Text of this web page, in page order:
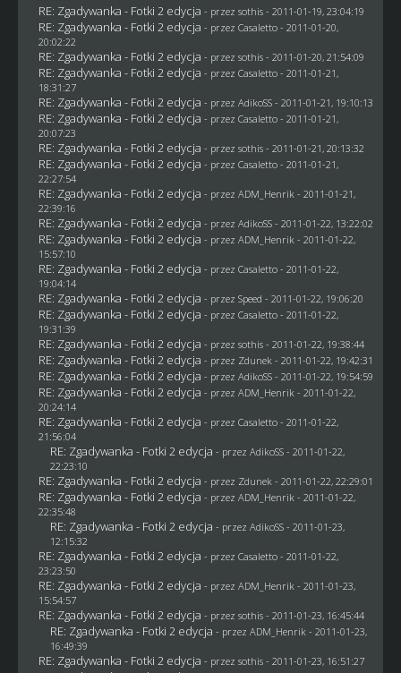
RE: Zgadywanka - Fotki 2 edycja - przez sothis- 2011-01-19, 23:04:19
RE: Zgadywanka - Fotki 2 edycja - przez Casaletto- 2011-01-20,
20:02:22
RE: Zgadywanka - Fotki 2 edycja - przez sothis- 2011-01-20, 21:54:09
RE: Zgadywanka - Fotki 2 edycja - przez Casaletto- 2011-01-21,
18:31:27
RE: Zgadywanka - Fotki 2 edycja - przez AdikoSS - 2011-01-21, 19:10:13
RE: Zgadywanka - Fotki 2 edycja - przez Casaletto- 2011-01-21,
20:07:23
RE: Zgadywanka - Fotki 2 edycja - przez sothis- 2011-01-21, 20:13:32
RE: Zgadywanka - Fotki 2 edycja - przez Casaletto- 2011-01-21,
22:27:54
RE: Zgadywanka - Fotki 2 edycja - przez ADM_Henrik - 2011-01-21,
22:39:16
RE: Zgadywanka - Fotki 2 edycja - przez AdikoSS - 2011-01-22, 13:22:02
RE: Zgadywanka - Fotki 2 edycja - przez ADM_Henrik - 2011-01-22,
15:57:10
RE: Zgadywanka - Fotki 2 edycja - przez Casaletto- 2011-01-22,
19:04:14
RE: Zgadywanka - Fotki 2 edycja - przez Speed - 2011-01-22, 19:06:20
RE: Zgadywanka - Fotki 2 edycja - przez Casaletto- 2011-01-22,
19:31:39
RE: Zgadywanka - Fotki 2 edycja - przez sothis- 2011-01-22, 19:38:44
RE: Zgadywanka - Fotki 2 edycja - przez Zdunek - 2011-01-22, 19:42:31
RE: Zgadywanka - Fotki 2 edycja - przez AdikoSS - 2011-01-22, 19:54:59
RE: Zgadywanka - Fotki 2 edycja - przez ADM_Henrik - 2011-01-22,
20:24:14
RE: Zgadywanka - Fotki 2 edycja - przez Casaletto- 2011-01-22,
21:56:04
RE: Zgadywanka - Fotki 2 edycja - przez AdikoSS - 2011-01-22,
22:23:10
RE: Zgadywanka - Fotki 2 edycja - przez Zdunek - 2011-01-22, 22:29:01
RE: Zgadywanka - Fotki 2 edycja - przez ADM_Henrik - 2011-01-22,
22:35:48
RE: Zgadywanka - Fotki 2 edycja - przez AdikoSS - 2011-01-23,
12:15:32
RE: Zgadywanka - Fotki 2 edycja - przez Casaletto- 2011-01-22,
23:23:50
RE: Zgadywanka - Fotki 2 edycja - przez ADM_Henrik - 2011-01-23,
15:54:57
RE: Zgadywanka - Fotki 2 edycja - przez sothis- 2011-01-23, 16:45:44
RE: Zgadywanka - Fotki 2 edycja - przez ADM_Henrik - 2011-01-23,
16:49:39
RE: Zgadywanka - Fotki 2 edycja - przez sothis- 2011-01-23, 16:51:27